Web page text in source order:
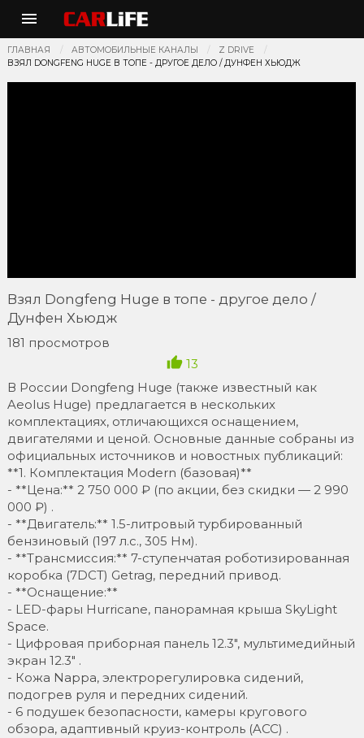
ГЛАВНАЯ АВТОМОБИЛЬНЫЕ КАНАЛЫ
Z DRIVE
ВЗЯЛ DONGFENG HUGE В ТОПЕ - ДРУГОЕ ДЕЛО / ДУНФЕН ХЬЮДЖ
Взял Dongfeng Huge в топе - другое дело /
Дунфен Хьюдж
181 просмотров
13
В России Dongfeng Huge (также известный как
Aeolus Huge) предлагается в нескольких
комплектациях, отличающихся оснащением,
двигателями и ценой. Основные данные собраны из
официальных источников и новостных публикаций:
**1. Комплектация Modern (базовая)**
- **Цена:** 2 750 000 ₽ (по акции, без скидки — 2 990
000 ₽) .
- **Двигатель:** 1.5-литровый турбированный
бензиновый (197 л.с., 305 Нм).
- **Трансмиссия:** 7-ступенчатая роботизированная
коробка (7DCT) Getrag, передний привод.
- **Оснащение:**
- LED-фары Hurricane, панорамная крыша SkyLight
Space.
- Цифровая приборная панель 12.3", мультимедийный
экран 12.3" .
- Кожа Nappa, электрорегулировка сидений,
подогрев руля и передних сидений.
- 6 подушек безопасности, камеры кругового
обзора, адаптивный круиз-контроль (ACC) .